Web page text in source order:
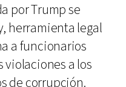
por Trump se
herramienta legal
a funcionarios
violaciones a los
de corrupción.